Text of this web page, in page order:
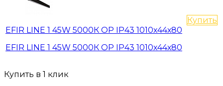
EFIR LINE 1 45W 5000К OP IP43 1010х44х80
EFIR LINE 1 45W 5000К OP IP43 1010х44х80
Купить
Купить в 1 клик